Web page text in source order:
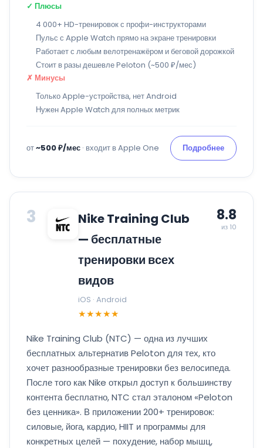
✓ Плюсы
4 000+ HD-тренировок с профи-инструкторами
Пульс с Apple Watch прямо на экране тренировки
Работает с любым велотренажёром и беговой дорожкой
Стоит в разы дешевле Peloton (~500 ₽/мес)
✗ Минусы
Только Apple-устройства, нет Android
Нужен Apple Watch для полных метрик
от~500 ₽/мес · входит в Apple One Подробнее
3
Nike Training Club
— бесплатные
тренировки всех
видов
iOS · Android
★★★★★
8.8
из 10
Nike Training Club (NTC) — одна из лучших
бесплатных альтернатив Peloton для тех, кто
хочет разнообразные тренировки без велосипеда.
После того как Nike открыл доступ к большинству
контента бесплатно, NTC стал эталоном «Peloton
без ценника». В приложении 200+ тренировок:
силовые, йога, кардио, HIIT и программы для
конкретных целей — похудение, набор мышц,